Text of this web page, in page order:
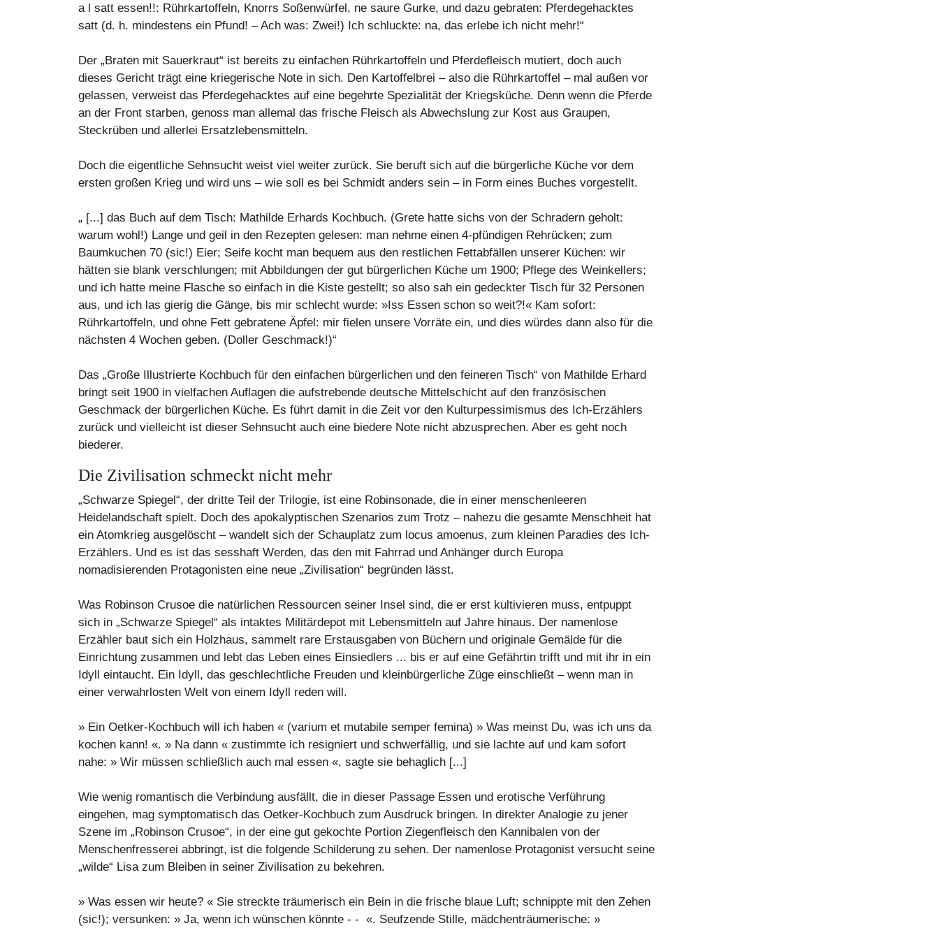
a l satt essen!!: Rührkartoffeln, Knorrs Soßenwürfel, ne saure Gurke, und dazu gebraten: Pferdegehacktes
satt (d. h. mindestens ein Pfund! – Ach was: Zwei!) Ich schluckte: na, das erlebe ich nicht mehr!“
Der „Braten mit Sauerkraut“ ist bereits zu einfachen Rührkartoffeln und Pferdefleisch mutiert, doch auch
dieses Gericht trägt eine kriegerische Note in sich. Den Kartoffelbrei – also die Rührkartoffel – mal außen vor
gelassen, verweist das Pferdegehacktes auf eine begehrte Spezialität der Kriegsküche. Denn wenn die Pferde
an der Front starben, genoss man allemal das frische Fleisch als Abwechslung zur Kost aus Graupen,
Steckrüben und allerlei Ersatzlebensmitteln.
Doch die eigentliche Sehnsucht weist viel weiter zurück. Sie beruft sich auf die bürgerliche Küche vor dem
ersten großen Krieg und wird uns – wie soll es bei Schmidt anders sein – in Form eines Buches vorgestellt.
„ [...] das Buch auf dem Tisch: Mathilde Erhards Kochbuch. (Grete hatte sichs von der Schradern geholt:
warum wohl!) Lange und geil in den Rezepten gelesen: man nehme einen 4-pfündigen Rehrücken; zum
Baumkuchen 70 (sic!) Eier; Seife kocht man bequem aus den restlichen Fettabfällen unserer Küchen: wir
hätten sie blank verschlungen; mit Abbildungen der gut bürgerlichen Küche um 1900; Pflege des Weinkellers;
und ich hatte meine Flasche so einfach in die Kiste gestellt; so also sah ein gedeckter Tisch für 32 Personen
aus, und ich las gierig die Gänge, bis mir schlecht wurde: »Iss Essen schon so weit?!« Kam sofort:
Rührkartoffeln, und ohne Fett gebratene Äpfel: mir fielen unsere Vorräte ein, und dies würdes dann also für die
nächsten 4 Wochen geben. (Doller Geschmack!)“
Das „Große Illustrierte Kochbuch für den einfachen bürgerlichen und den feineren Tisch“ von Mathilde Erhard
bringt seit 1900 in vielfachen Auflagen die aufstrebende deutsche Mittelschicht auf den französischen
Geschmack der bürgerlichen Küche. Es führt damit in die Zeit vor den Kulturpessimismus des Ich-Erzählers
zurück und vielleicht ist dieser Sehnsucht auch eine biedere Note nicht abzusprechen. Aber es geht noch
biederer.
Die Zivilisation schmeckt nicht mehr
„Schwarze Spiegel“, der dritte Teil der Trilogie, ist eine Robinsonade, die in einer menschenleeren
Heidelandschaft spielt. Doch des apokalyptischen Szenarios zum Trotz – nahezu die gesamte Menschheit hat
ein Atomkrieg ausgelöscht – wandelt sich der Schauplatz zum locus amoenus, zum kleinen Paradies des Ich-
Erzählers. Und es ist das sesshaft Werden, das den mit Fahrrad und Anhänger durch Europa
nomadisierenden Protagonisten eine neue „Zivilisation“ begründen lässt.
Was Robinson Crusoe die natürlichen Ressourcen seiner Insel sind, die er erst kultivieren muss, entpuppt
sich in „Schwarze Spiegel“ als intaktes Militärdepot mit Lebensmitteln auf Jahre hinaus. Der namenlose
Erzähler baut sich ein Holzhaus, sammelt rare Erstausgaben von Büchern und originale Gemälde für die
Einrichtung zusammen und lebt das Leben eines Einsiedlers ... bis er auf eine Gefährtin trifft und mit ihr in ein
Idyll eintaucht. Ein Idyll, das geschlechtliche Freuden und kleinbürgerliche Züge einschließt – wenn man in
einer verwahrlosten Welt von einem Idyll reden will.
» Ein Oetker-Kochbuch will ich haben « (varium et mutabile semper femina) » Was meinst Du, was ich uns da
kochen kann! «. » Na dann « zustimmte ich resigniert und schwerfällig, und sie lachte auf und kam sofort
nahe: » Wir müssen schließlich auch mal essen «, sagte sie behaglich [...]
Wie wenig romantisch die Verbindung ausfällt, die in dieser Passage Essen und erotische Verführung
eingehen, mag symptomatisch das Oetker-Kochbuch zum Ausdruck bringen. In direkter Analogie zu jener
Szene im „Robinson Crusoe“, in der eine gut gekochte Portion Ziegenfleisch den Kannibalen von der
Menschenfresserei abbringt, ist die folgende Schilderung zu sehen. Der namenlose Protagonist versucht seine
„wilde“ Lisa zum Bleiben in seiner Zivilisation zu bekehren.
» Was essen wir heute? « Sie streckte träumerisch ein Bein in die frische blaue Luft; schnippte mit den Zehen
(sic!); versunken: » Ja, wenn ich wünschen könnte - - «. Seufzende Stille, mädchenträumerische: »